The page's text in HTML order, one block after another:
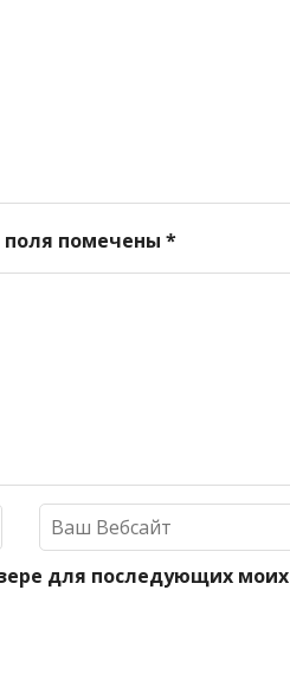
помечены *
для последующих моих